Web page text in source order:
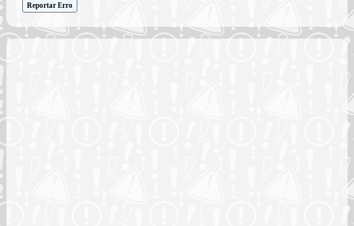
Reportar Erro